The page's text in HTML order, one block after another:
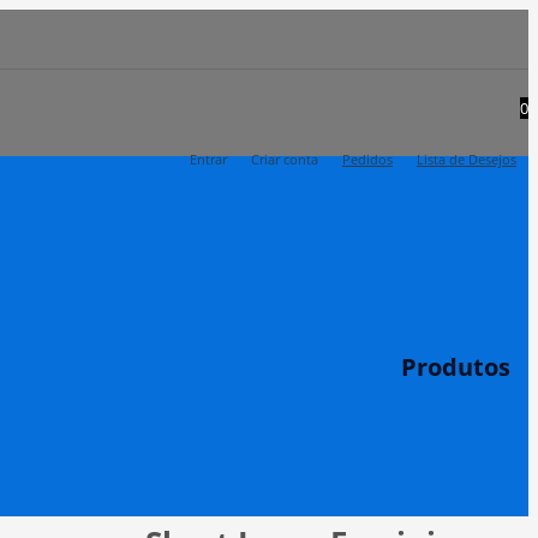
0
Entrar Criar conta Pedidos Lista de Desejos
Produtos